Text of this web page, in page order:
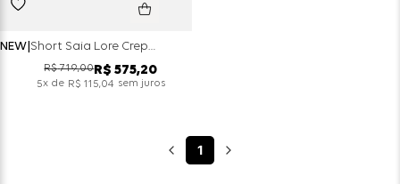
NEW Short Saia Lore Crepe Silver Com Cinto De Ilhoses - Choco
R$ 719,00R$ 575,20
5x de R$ 115,04 sem juros
1